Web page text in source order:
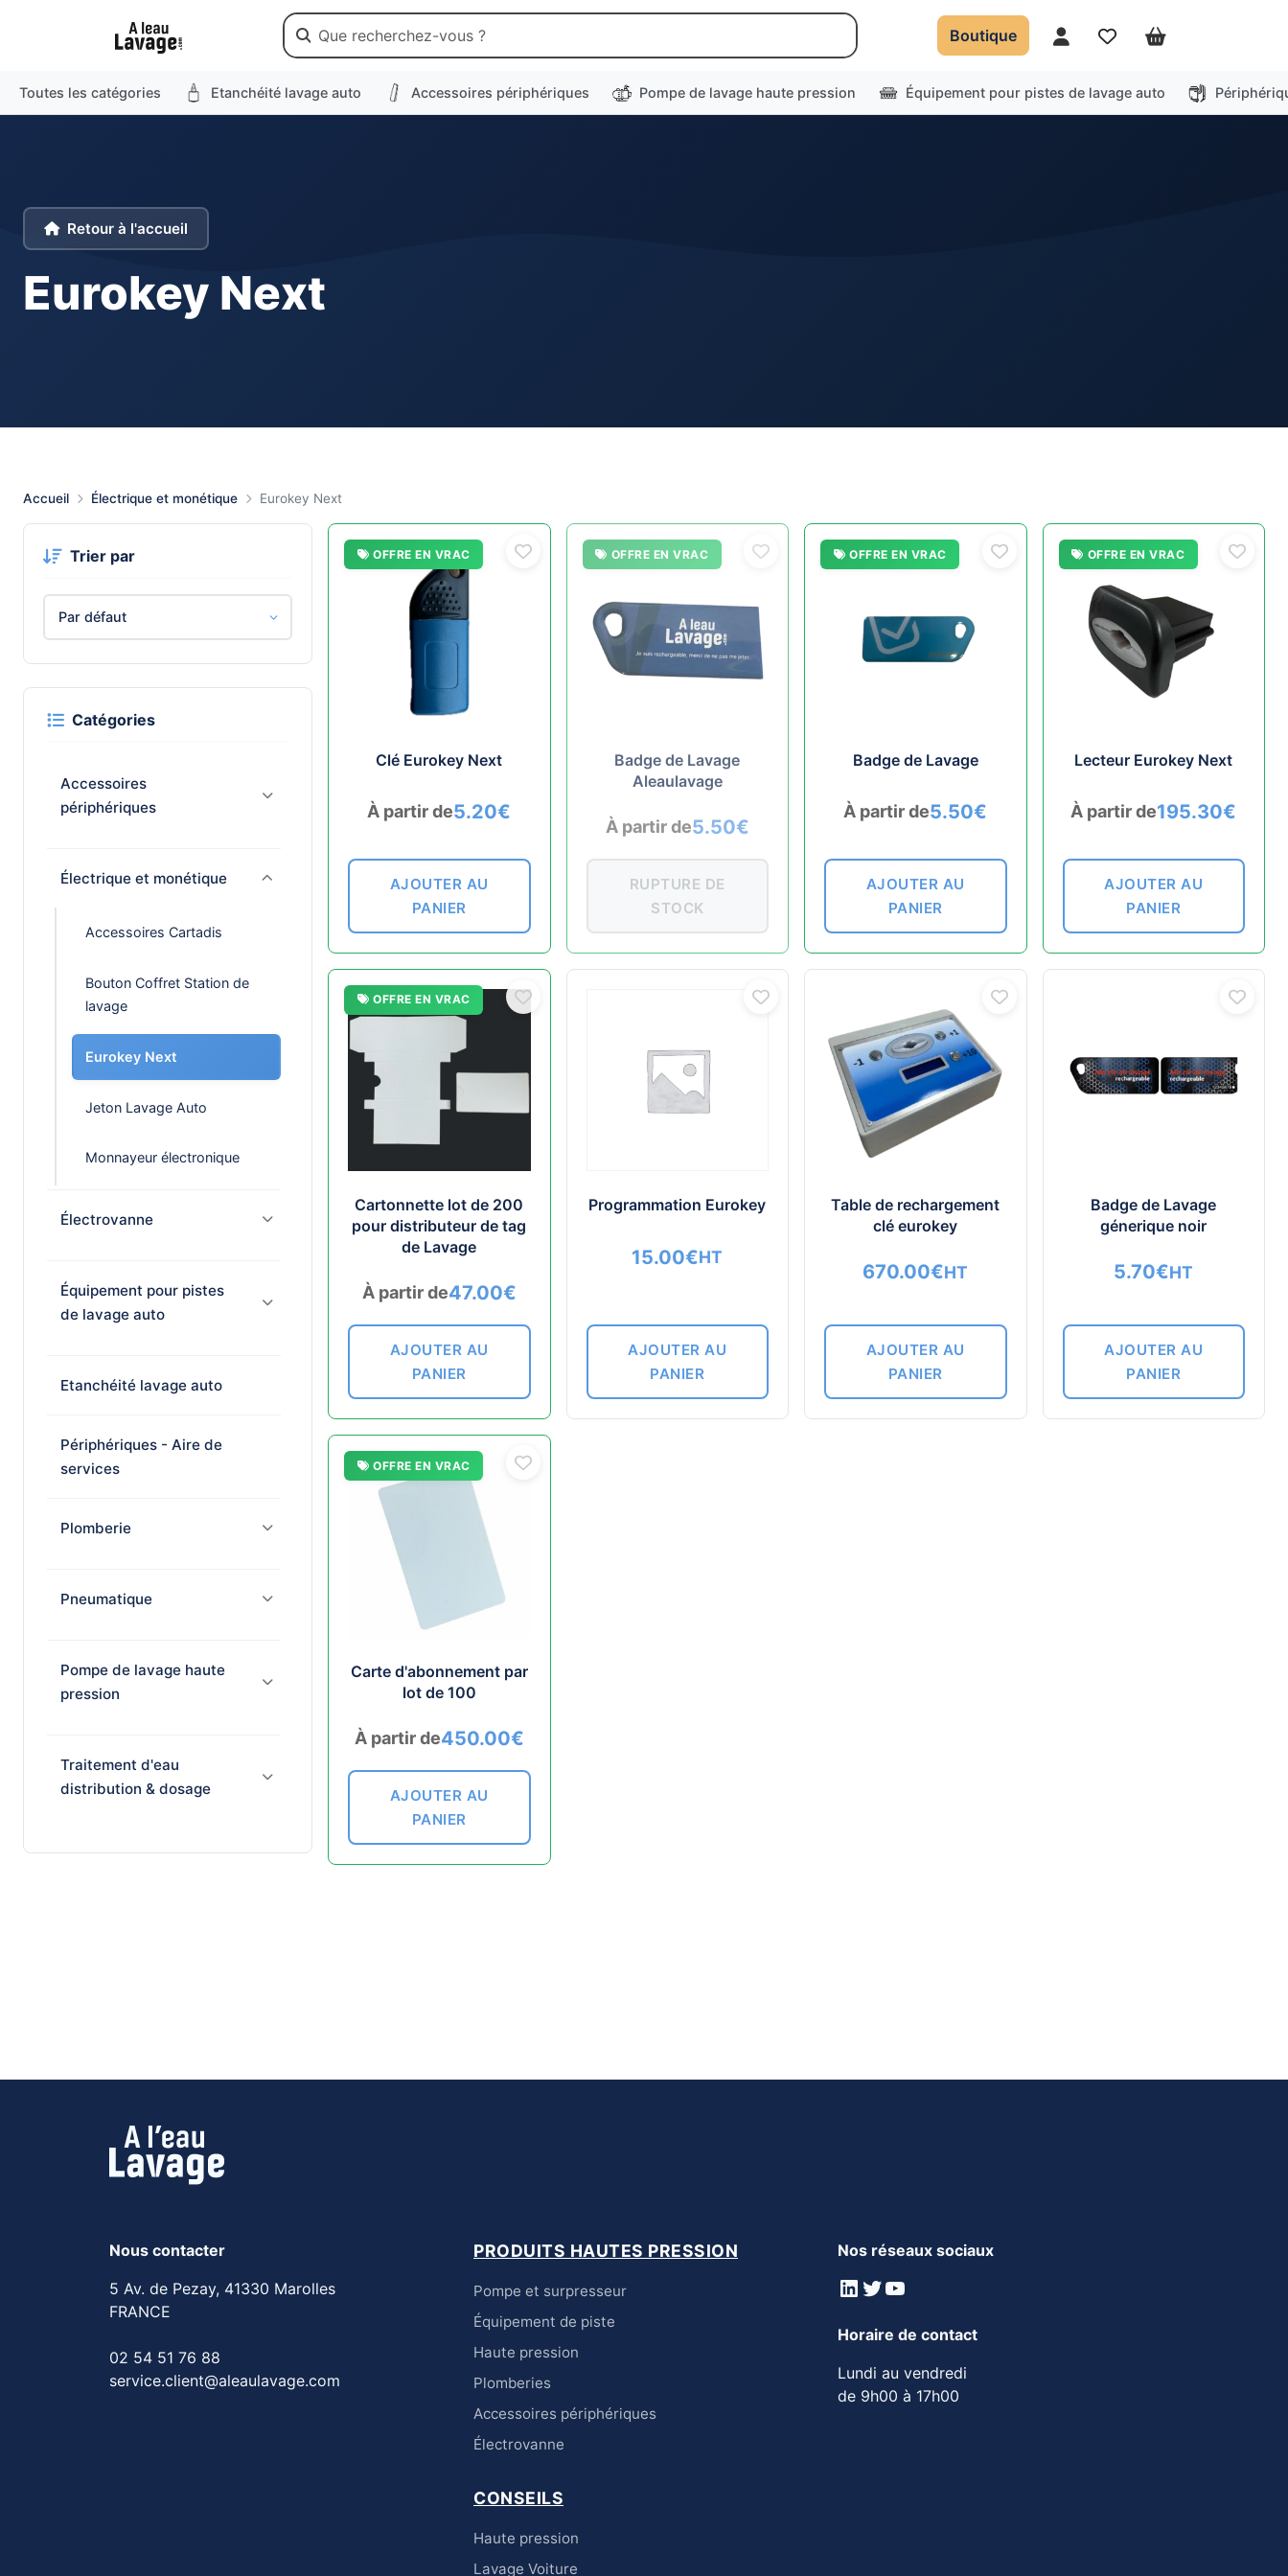
Boutique
Mon compte
FavorisPanier
Toutes les catégories Etanchéité lavage auto Accessoires périphériques Pompe de lavage haute pression Équipement pour pistes de lavage auto
Retour à l'accueil
Eurokey Next
Accueil Électrique et monétique Eurokey Next
Trier par
Catégories
Accessoires
périphériques
Électrique et monétique
Accessoires Cartadis
Bouton Coffret Station de
lavage
Eurokey Next
Jeton Lavage Auto
Monnayeur électronique
Électrovanne
Équipement pour pistes
de lavage auto
Etanchéité lavage auto
Périphériques - Aire de
services
Plomberie
Pneumatique
Pompe de lavage haute
pression
Traitement d'eau
distribution & dosage
OFFRE EN VRAC
Clé Eurokey Next
À partir de5.20€
AJOUTER AU
PANIER
OFFRE EN VRAC
Badge de Lavage
Aleaulavage
À partir de5.50€
RUPTURE DE
STOCK
OFFRE EN VRAC
Badge de Lavage
À partir de5.50€
AJOUTER AU
PANIER
OFFRE EN VRAC
Lecteur Eurokey Next
À partir de195.30€
AJOUTER AU
PANIER
OFFRE EN VRAC
Cartonnette lot de 200
pour distributeur de tag
de Lavage
À partir de47.00€
AJOUTER AU
PANIER
Programmation Eurokey
15.00€HT
AJOUTER AU
PANIER
Table de rechargement
clé eurokey
670.00€HT
AJOUTER AU
PANIER
Badge de Lavage
génerique noir
5.70€HT
AJOUTER AU
PANIER
OFFRE EN VRAC
Carte d'abonnement par
lot de 100
À partir de450.00€
AJOUTER AU
PANIER
Nous contacter
5 Av. de Pezay, 41330 Marolles
FRANCE
02 54 51 76 88
service.client@aleaulavage.com
PRODUITS HAUTES PRESSION
Pompe et surpresseur
Équipement de piste
Haute pression
Plomberies
Accessoires périphériques
Électrovanne
CONSEILS
Haute pression
Lavage Voiture
Nos réseaux sociaux
LinkedIn
Twitter
YouTube
Horaire de contact
Lundi au vendredi
de 9h00 à 17h00